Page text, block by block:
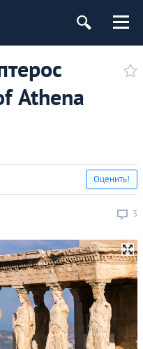
Athena
3
Оценить!